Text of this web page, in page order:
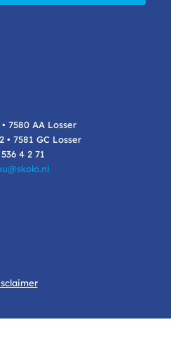
7580 AA Losser
• 7581 GC Losser
4 2 71